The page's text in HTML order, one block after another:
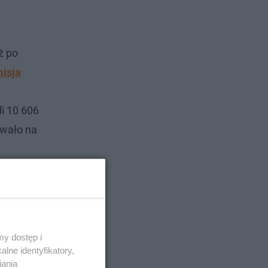
po
10 606
na
dostęp i
identyfikatory,